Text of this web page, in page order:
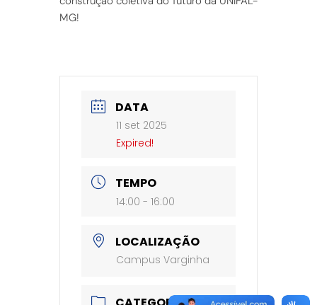
MG!
DATA
11 set 2025
Expired!
TEMPO
14:00 - 16:00
LOCALIZAÇÃO
Campus Varginha